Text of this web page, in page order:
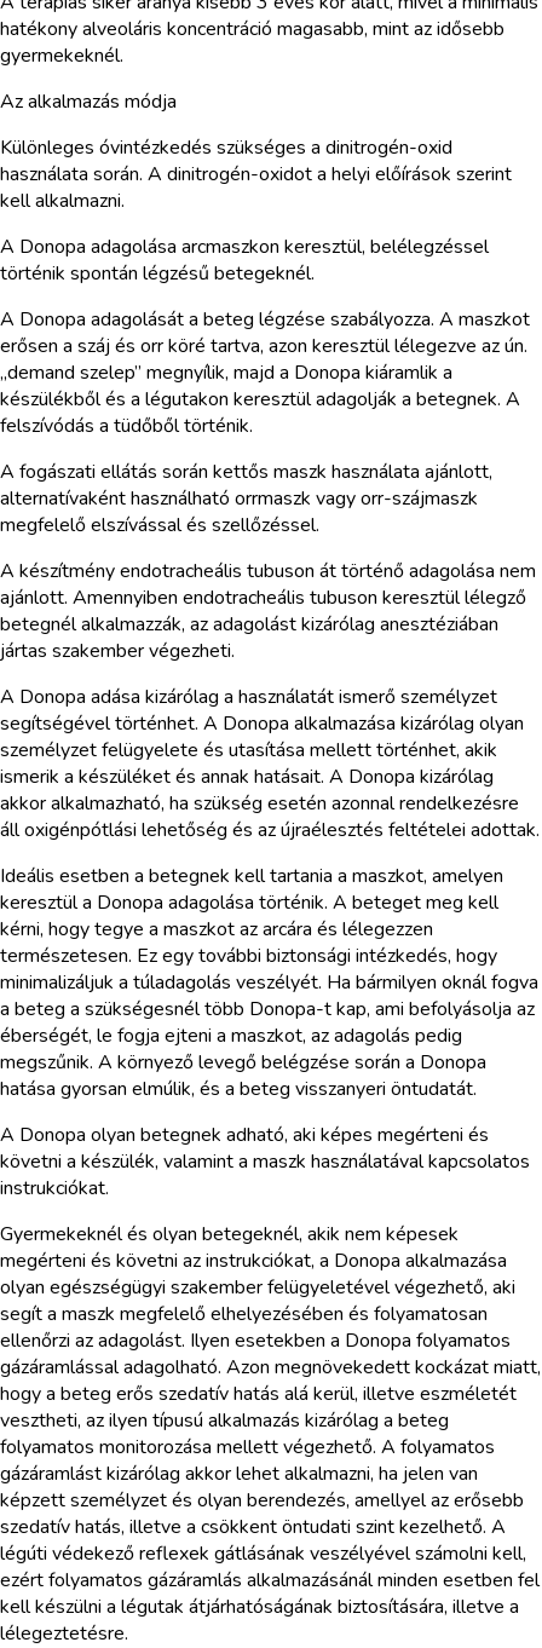
hatékony alveoláris koncentráció magasabb, mint az idősebb
gyermekeknél.
Az alkalmazás módja
Különleges óvintézkedés szükséges a dinitrogén-oxid
használata során. A dinitrogén-oxidot a helyi előírások szerint
kell alkalmazni.
A Donopa adagolása arcmaszkon keresztül, belélegzéssel
történik spontán légzésű betegeknél.
A Donopa adagolását a beteg légzése szabályozza. A maszkot
erősen a száj és orr köré tartva, azon keresztül lélegezve az ún.
„demand szelep” megnyílik, majd a Donopa kiáramlik a
készülékből és a légutakon keresztül adagolják a betegnek. A
felszívódás a tüdőből történik.
A fogászati ellátás során kettős maszk használata ajánlott,
alternatívaként használható orrmaszk vagy orr-szájmaszk
megfelelő elszívással és szellőzéssel.
A készítmény endotracheális tubuson át történő adagolása nem
ajánlott. Amennyiben endotracheális tubuson keresztül lélegző
betegnél alkalmazzák, az adagolást kizárólag anesztéziában
jártas szakember végezheti.
A Donopa adása kizárólag a használatát ismerő személyzet
segítségével történhet. A Donopa alkalmazása kizárólag olyan
személyzet felügyelete és utasítása mellett történhet, akik
ismerik a készüléket és annak hatásait. A Donopa kizárólag
akkor alkalmazható, ha szükség esetén azonnal rendelkezésre
áll oxigénpótlási lehetőség és az újraélesztés feltételei adottak.
Ideális esetben a betegnek kell tartania a maszkot, amelyen
keresztül a Donopa adagolása történik. A beteget meg kell
kérni, hogy tegye a maszkot az arcára és lélegezzen
természetesen. Ez egy további biztonsági intézkedés, hogy
minimalizáljuk a túladagolás veszélyét. Ha bármilyen oknál fogva
a beteg a szükségesnél több Donopa-t kap, ami befolyásolja az
éberségét, le fogja ejteni a maszkot, az adagolás pedig
megszűnik. A környező levegő belégzése során a Donopa
hatása gyorsan elmúlik, és a beteg visszanyeri öntudatát.
A Donopa olyan betegnek adható, aki képes megérteni és
követni a készülék, valamint a maszk használatával kapcsolatos
instrukciókat.
Gyermekeknél és olyan betegeknél, akik nem képesek
megérteni és követni az instrukciókat, a Donopa alkalmazása
olyan egészségügyi szakember felügyeletével végezhető, aki
segít a maszk megfelelő elhelyezésében és folyamatosan
ellenőrzi az adagolást. Ilyen esetekben a Donopa folyamatos
gázáramlással adagolható. Azon megnövekedett kockázat miatt,
hogy a beteg erős szedatív hatás alá kerül, illetve eszméletét
vesztheti, az ilyen típusú alkalmazás kizárólag a beteg
folyamatos monitorozása mellett végezhető. A folyamatos
gázáramlást kizárólag akkor lehet alkalmazni, ha jelen van
képzett személyzet és olyan berendezés, amellyel az erősebb
szedatív hatás, illetve a csökkent öntudati szint kezelhető. A
légúti védekező reflexek gátlásának veszélyével számolni kell,
ezért folyamatos gázáramlás alkalmazásánál minden esetben fel
kell készülni a légutak átjárhatóságának biztosítására, illetve a
lélegeztetésre.